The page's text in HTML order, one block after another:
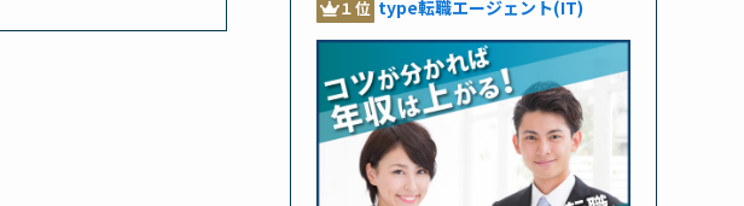
１位 type転職エージェント(IT)